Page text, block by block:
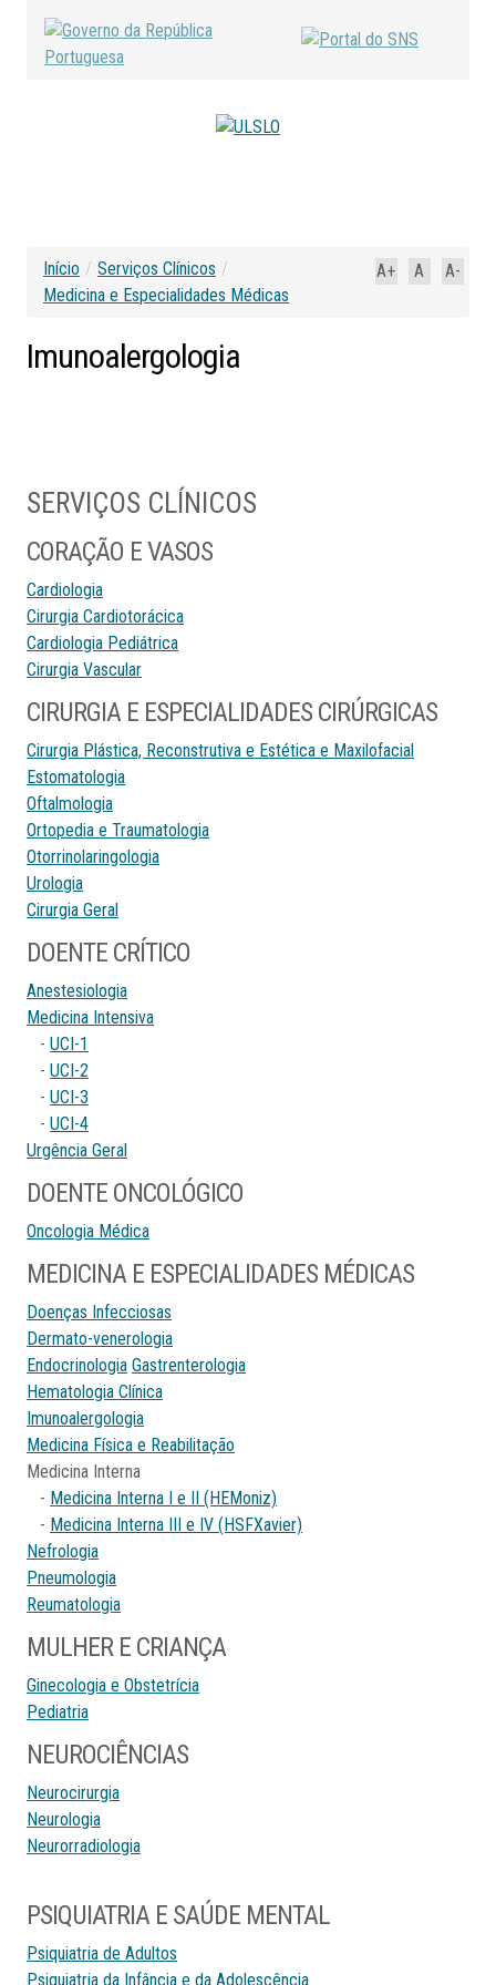
A-
A
A+
Início / Serviços Clínicos /
Medicina e Especialidades Médicas
Imunoalergologia
SERVIÇOS CLÍNICOS
CORAÇÃO E VASOS
Cardiologia
Cirurgia Cardiotorácica
Cardiologia Pediátrica
Cirurgia Vascular
CIRURGIA E ESPECIALIDADES CIRÚRGICAS
Cirurgia Plástica, Reconstrutiva e Estética e Maxilofacial
Estomatologia
Oftalmologia
Ortopedia e Traumatologia
Otorrinolaringologia
Urologia
Cirurgia Geral
DOENTE CRÍTICO
Anestesiologia
Medicina Intensiva
-UCI-1
-UCI-2
-UCI-3
-UCI-4
Urgência Geral
DOENTE ONCOLÓGICO
Oncologia Médica
MEDICINA E ESPECIALIDADES MÉDICAS
Doenças Infecciosas
Dermato-venerologia
Endocrinologia Gastrenterologia
Hematologia Clínica
Imunoalergologia
Medicina Física e Reabilitação
Medicina Interna
- Medicina Interna I e II (HEMoniz)
- Medicina Interna III e IV (HSFXavier)
Nefrologia
Pneumologia
Reumatologia
MULHER E CRIANÇA
Ginecologia e Obstetrícia
Pediatria
NEUROCIÊNCIAS
Neurocirurgia
Neurologia
Neurorradiologia
PSIQUIATRIA E SAÚDE MENTAL
Psiquiatria de Adultos
Psiquiatria da Infância e da Adolescência